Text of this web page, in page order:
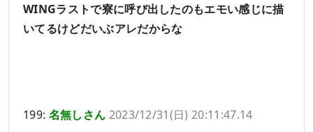
WINGラストで寮に呼び出したのもエモい感じに描
いてるけどだいぶアレだからな
199: 名無しさん 2023/12/31(日) 20:11:47.14